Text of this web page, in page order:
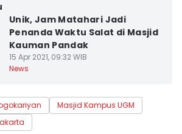
Unik, Jam Matahari Jadi
Penanda Waktu Salat di Masjid
Kauman Pandak
15 Apr 2021, 09:32 WIB
News
Masjid Kampus UGM